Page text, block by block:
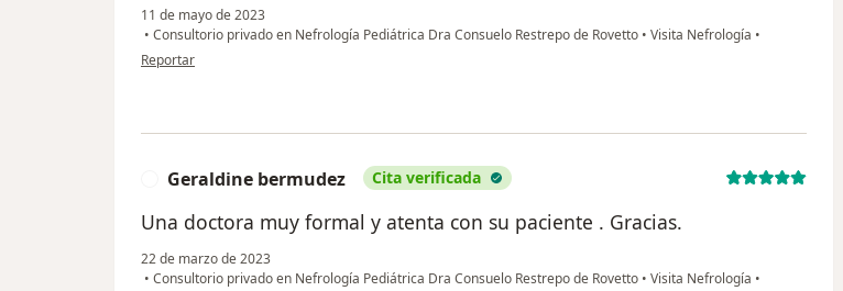
11 de mayo de 2023
• Consultorio privado en Nefrología Pediátrica Dra Consuelo Restrepo de Rovetto • Visita Nefrología •
en opinión del usuario Dairo Sanchez
Reportar
Geraldine bermudez Cita verificada
Una doctora muy formal y atenta con su paciente . Gracias.
22 de marzo de 2023
• Consultorio privado en Nefrología Pediátrica Dra Consuelo Restrepo de Rovetto • Visita Nefrología •